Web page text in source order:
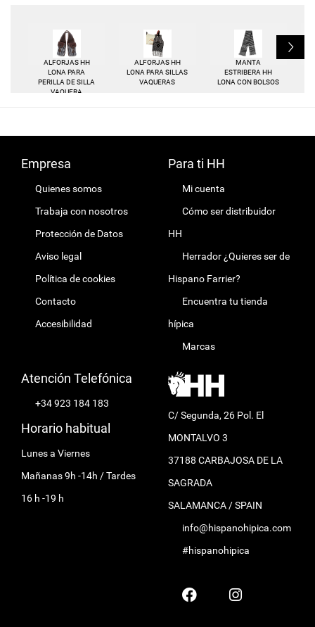
ALFORJAS HH
LONA PARA
PERILLA DE SILLA
VAQUERA
ALFORJAS HH
LONA PARA SILLAS
VAQUERAS
MANTA
ESTRIBERA HH
LONA CON BOLSOS
L
Empresa
Quienes somos
Trabaja con nosotros
Protección de Datos
Aviso legal
Política de cookies
Contacto
Accesibilidad
Para ti HH
Mi cuenta
Cómo ser distribuidor
HH
Herrador ¿Quieres ser de
Hispano Farrier?
Encuentra tu tienda
hípica
Marcas
Atención Telefónica
+34 923 184 183
Horario habitual
Lunes a Viernes
Mañanas 9h -14h / Tardes
16 h -19 h
C/ Segunda, 26 Pol. El
MONTALVO 3
37188 CARBAJOSA DE LA
SAGRADA
SALAMANCA / SPAIN
info@hispanohipica.com
#hispanohipica